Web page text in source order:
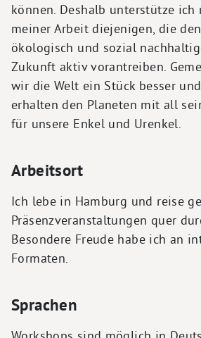
können. Deshalb unterstütze ich
meiner Arbeit diejenigen, die
ökologisch und sozial
Zukunft aktiv vorantreiben.
wir die Welt ein Stück besser und
erhalten den Planeten mit all
für unsere Enkel und Urenkel.
Arbeitsort
Ich lebe in Hamburg und reise
Präsenzveranstaltungen quer
Besondere Freude habe ich an
Formaten.
Sprachen